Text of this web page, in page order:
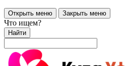
Открыть меню Закрыть меню
Что ищем?
Найти